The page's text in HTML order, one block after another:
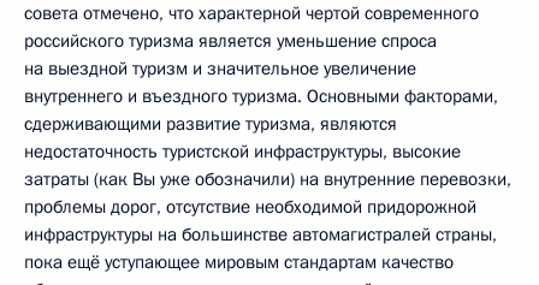
совета отмечено, что характерной чертой современного
российского туризма является уменьшение спроса
на выездной туризм и значительное увеличение
внутреннего и въездного туризма. Основными факторами,
сдерживающими развитие туризма, являются
недостаточность туристской инфраструктуры, высокие
затраты (как Вы уже обозначили) на внутренние перевозки,
проблемы дорог, отсутствие необходимой придорожной
инфраструктуры на большинстве автомагистралей страны,
пока ещё уступающее мировым стандартам качество